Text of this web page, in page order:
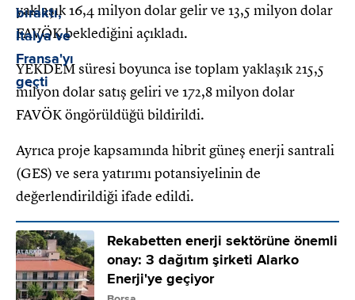
yaklaşık 16,4 milyon dolar gelir ve 13,5 milyon dolar
FAVÖK beklediğini açıkladı.
YEKDEM süresi boyunca ise toplam yaklaşık 215,5
milyon dolar satış geliri ve 172,8 milyon dolar
FAVÖK öngörüldüğü bildirildi.
Ayrıca proje kapsamında hibrit güneş enerji santrali
(GES) ve sera yatırımı potansiyelinin de
değerlendirildiği ifade edildi.
Rekabetten enerji sektörüne önemli
onay: 3 dağıtım şirketi Alarko
Enerji'ye geçiyor